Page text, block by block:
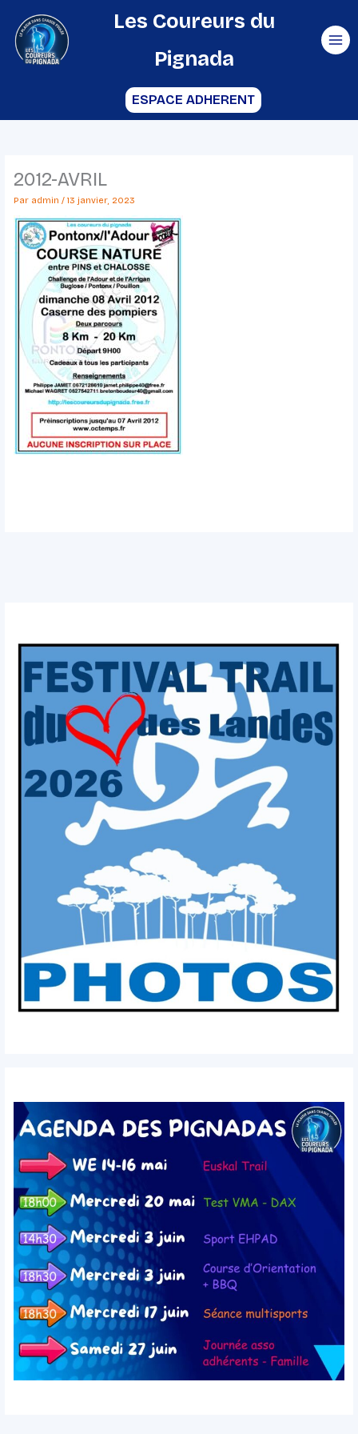
contenu
Les Coureurs du
Pignada
ESPACE ADHERENT
2012-AVRIL
Par admin / 13 janvier, 2023